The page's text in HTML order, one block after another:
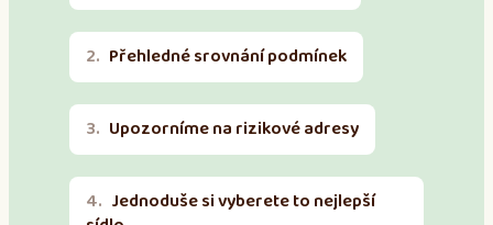
Přehledné srovnání podmínek
Upozorníme na rizikové adresy
Jednoduše si vyberete to nejlepší